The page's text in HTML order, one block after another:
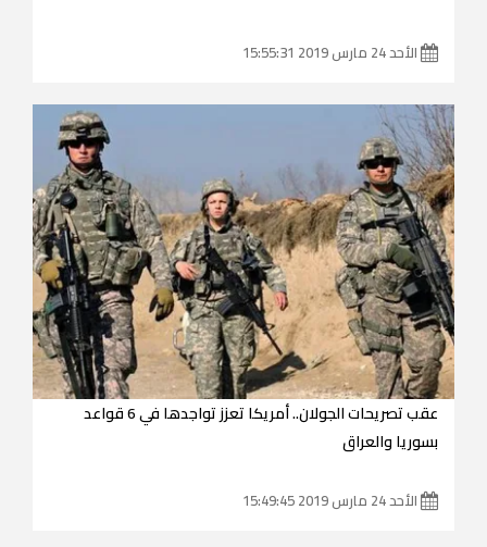
الأحد 24 مارس 2019 15:55:31
عقب تصريحات الجولان.. أمريكا تعزز تواجدها في 6 قواعد
بسوريا والعراق
الأحد 24 مارس 2019 15:49:45